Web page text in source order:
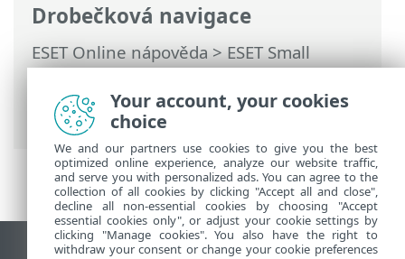
Drobečková navigace
ESET Online nápověda>ESET Small
Business Security>Práce s ESET Small
Business Security>Rozšířená nastavení
> Aktualizace
Your account, your cookies
choice
We and our partners use cookies to give you the best
optimized online experience, analyze our website traffic,
and serve you with personalized ads. You can agree to the
collection of all cookies by clicking "Accept all and close",
decline all non-essential cookies by choosing "Accept
essential cookies only", or adjust your cookie settings by
clicking "Manage cookies". You also have the right to
withdraw your consent or change your cookie preferences